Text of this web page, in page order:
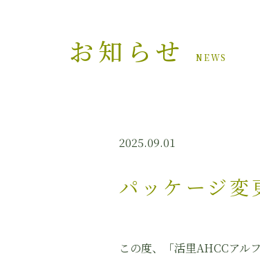
お知らせ NEWS
2025.09.01
パッケージ変
この度、「活里AHCCアル